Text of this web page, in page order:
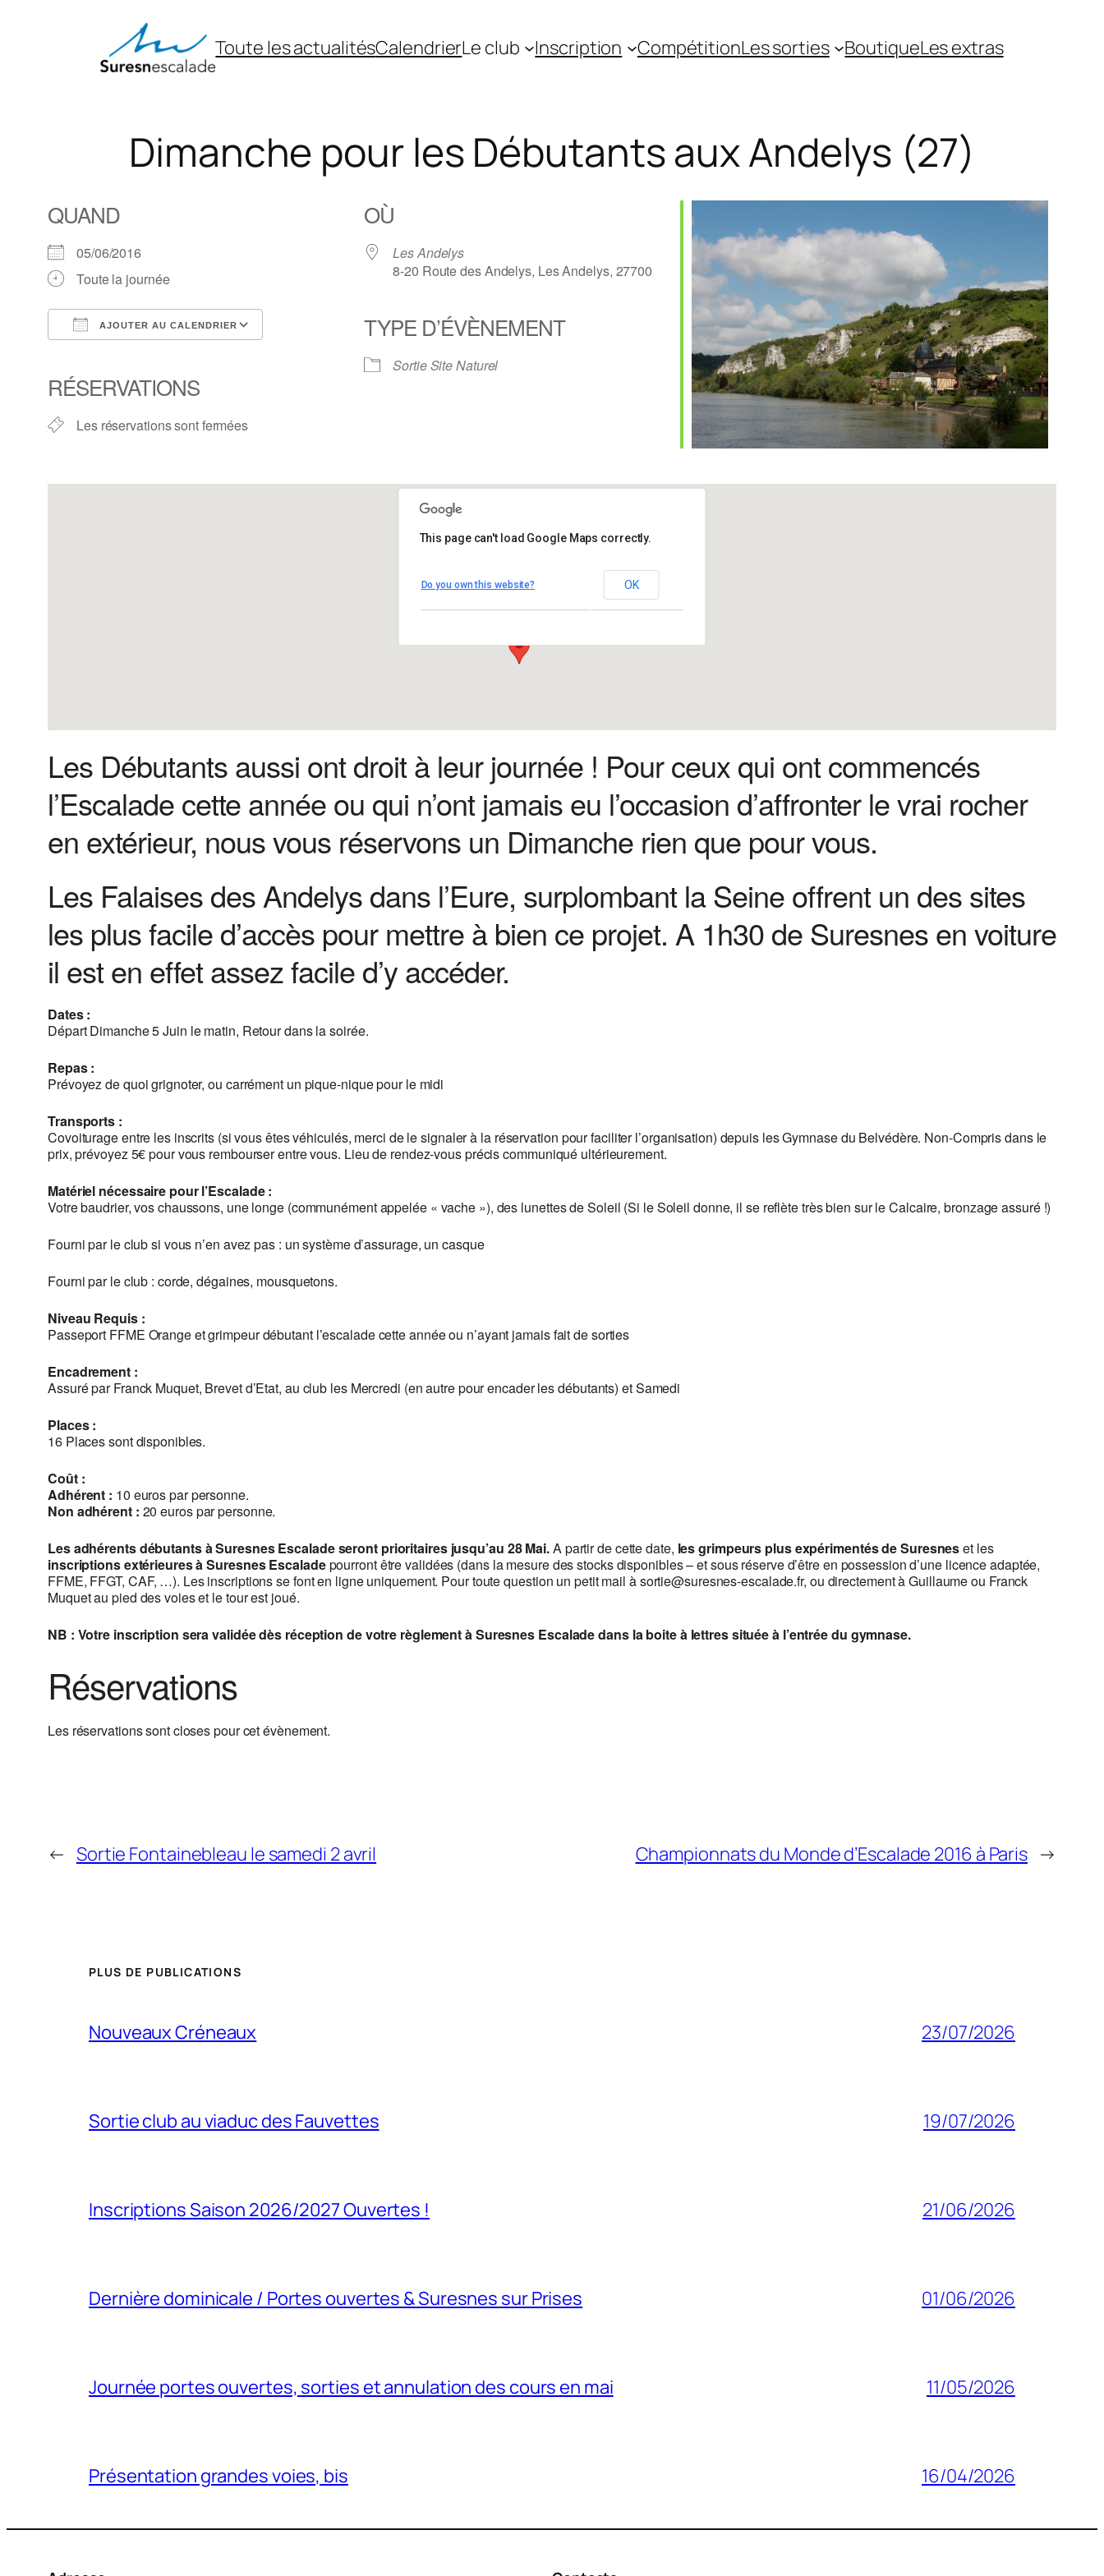
Toute les actualitésCalendrierLe club Inscription CompétitionLes sorties BoutiqueLes extras
Dimanche pour les Débutants aux Andelys (27)
QUAND
05/06/2016
Toute la journée
AJOUTER AU CALENDRIER
Calendrier Google Office 365 Outlook Live
RÉSERVATIONS
Les réservations sont fermées
OÙ
Les Andelys
8-20 Route des Andelys, Les Andelys, 27700
TYPE D’ÉVÈNEMENT
Sortie Site Naturel
Les Andelys
8-20 Route des Andelys – Les Andelys
Évènements
This page can't load Google Maps correctly.
Do you own this website? OK
Les Débutants aussi ont droit à leur journée ! Pour ceux qui ont commencés
l’Escalade cette année ou qui n’ont jamais eu l’occasion d’affronter le vrai rocher
en extérieur, nous vous réservons un Dimanche rien que pour vous.
Les Falaises des Andelys dans l’Eure, surplombant la Seine offrent un des sites
les plus facile d’accès pour mettre à bien ce projet. A 1h30 de Suresnes en voiture
il est en effet assez facile d’y accéder.
Dates :
Départ Dimanche 5 Juin le matin, Retour dans la soirée.
Repas :
Prévoyez de quoi grignoter, ou carrément un pique-nique pour le midi
Transports :
Covoiturage entre les inscrits (si vous êtes véhiculés, merci de le signaler à la réservation pour faciliter l’organisation) depuis les Gymnase du Belvédère. Non-Compris dans le
prix, prévoyez 5€ pour vous rembourser entre vous. Lieu de rendez-vous précis communiqué ultérieurement.
Matériel nécessaire pour l’Escalade :
Votre baudrier, vos chaussons, une longe (communément appelée « vache »), des lunettes de Soleil (Si le Soleil donne, il se reflète très bien sur le Calcaire, bronzage assuré !)
Fourni par le club si vous n’en avez pas : un système d’assurage, un casque
Fourni par le club : corde, dégaines, mousquetons.
Niveau Requis :
Passeport FFME Orange et grimpeur débutant l’escalade cette année ou n’ayant jamais fait de sorties
Encadrement :
Assuré par Franck Muquet, Brevet d’Etat, au club les Mercredi (en autre pour encader les débutants) et Samedi
Places :
16 Places sont disponibles.
Coût :
Adhérent : 10 euros par personne.
Non adhérent : 20 euros par personne.
Les adhérents débutants à Suresnes Escalade seront prioritaires jusqu’au 28 Mai.A partir de cette date, les grimpeurs plus expérimentés de Suresneset les
inscriptions extérieures à Suresnes Escaladepourront être validées (dans la mesure des stocks disponibles – et sous réserve d’être en possession d’une licence adaptée,
FFME, FFGT, CAF, …). Les inscriptions se font en ligne uniquement. Pour toute question un petit mail à sortie@suresnes-escalade.fr, ou directement à Guillaume ou Franck
Muquet au pied des voies et le tour est joué.
NB : Votre inscription sera validée dès réception de votre règlement à Suresnes Escalade dans la boite à lettres située à l’entrée du gymnase.
Réservations
Les réservations sont closes pour cet évènement.
← Sortie Fontainebleau le samedi 2 avril Championnats du Monde d’Escalade 2016 à Paris →
PLUS DE PUBLICATIONS
Nouveaux Créneaux 23/07/2026
Sortie club au viaduc des Fauvettes 19/07/2026
Inscriptions Saison 2026/2027 Ouvertes ! 21/06/2026
Dernière dominicale / Portes ouvertes & Suresnes sur Prises 01/06/2026
Journée portes ouvertes, sorties et annulation des cours en mai 11/05/2026
Présentation grandes voies, bis 16/04/2026